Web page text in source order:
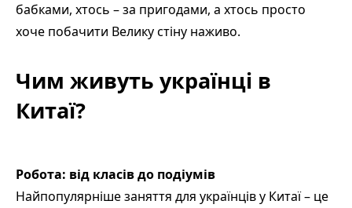
бабками, хтось – за пригодами, а хтось просто
хоче побачити Велику стіну наживо.
Чим живуть українці в
Китаї?
Робота: від класів до подіумів
Найпопулярніше заняття для українців у Китаї – це